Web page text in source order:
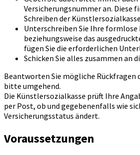
Versicherungsnummer an. Diese
Schreiben der
Unterschreiben Sie Ihre
beziehungsweise das
fügen Sie die erforderlichen
Schicken Sie alles zusammen an
Beantworten Sie mögliche Rückfragen
bitte umgehend.
Die Künstlersozialkasse prüft Ihre
per Post, ob und gegebenenfalls wie
Versicherungsstatus ändert.
Voraussetzungen